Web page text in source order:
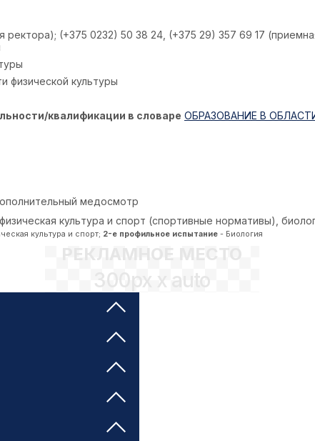
ректора); (+375 0232) 50 38 24, (+375 29) 357 69 17
физической культуры
квалификации в словаре ОБРАЗОВАНИЕ В
медосмотр
культура и спорт (спортивные нормативы),
культура и спорт; 2-е профильное испытание - Биология
РЕКЛАМНОЕ МЕСТО
300px x auto